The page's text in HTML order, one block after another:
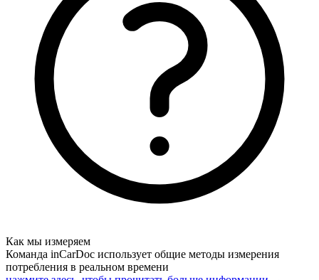
Как мы измеряем
Команда inCarDoc использует общие методы измерения
потребления в реальном времени